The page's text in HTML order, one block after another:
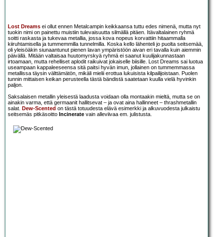
Lost Dreams ei ollut ennen Metalcampin keikkaansa tuttu edes nimenä, mutta nyt
tuokin nimi on painettu muistiin tulevaisuutta silmällä pitäen. Itävaltalainen ryhmä
soitti raskasta ja tukevaa metallia, jossa kova nopeus korvattiin hitaammalla
kiiruhtamisella ja tummemmilla tunnelmilla. Koska kello lähenteli jo puolta seitsemää,
oli yleisöäkin siunaantunut pienen lavan ympäristöön aivan eri tavalla kuin aiemmin
päivällä. Mitään valtaisaa huutomyrskyä ryhmä ei saanut kuulijakunnastaan
irtoamaan, mutta rehelliset aplodit raikuivat jokaiselle biisille. Lost Dreams sai luotua
useampaan kappaleeseensa sitä paitsi hyvän imun, jollainen on tummemmassa
metallissa täysin välttämätön, mikäli mielii erottua lukuisista kilpailijoistaan. Puolen
tunnin mittaisen keikan perusteella tästä bändistä saatetaan kuulla vielä hyvinkin
paljon.
Saksalaisen metallin yleisestä laadusta voidaan olla montaakin mieltä, mutta se on
ainakin varma, että germaanit hallitsevat – ja ovat aina hallinneet – thrashmetallin
salat. Dew-Scented on tästä totuudesta elävä esimerkki ja alkuvuodesta julkaistu
seitsemäs pitkäsoitto Incinerate vain alleviivaa em. julistusta.